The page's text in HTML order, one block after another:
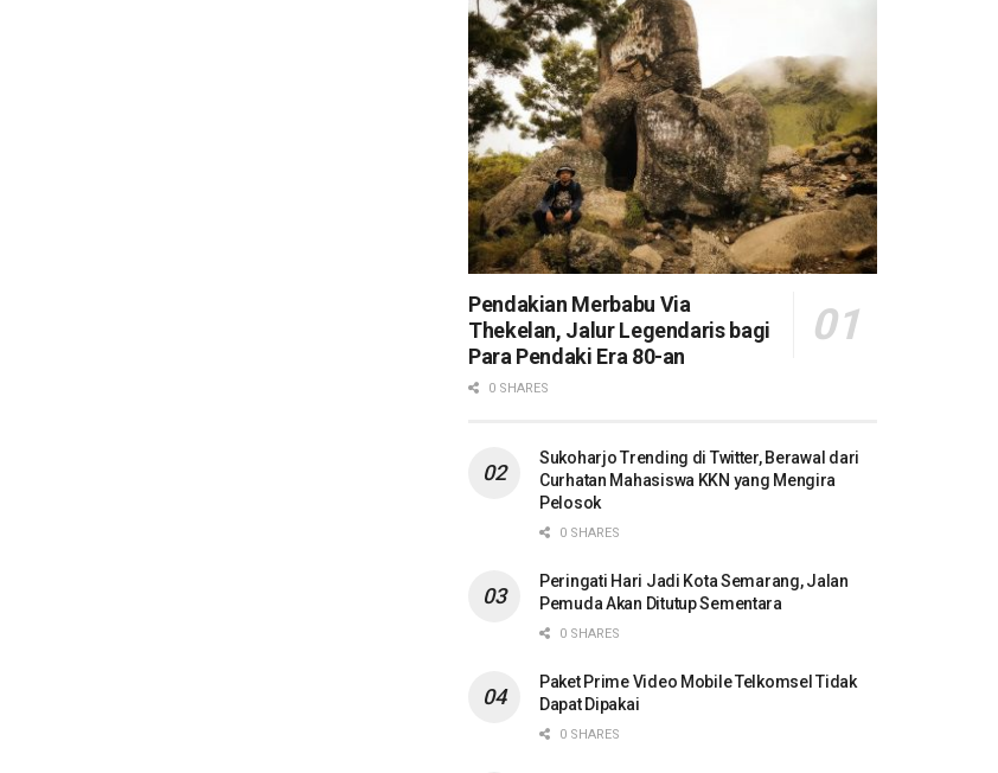
Pendakian Merbabu Via
Thekelan, Jalur Legendaris bagi
Para Pendaki Era 80-an
0 SHARES
Sukoharjo Trending di Twitter, Berawal dari
Curhatan Mahasiswa KKN yang Mengira
Pelosok
0 SHARES
Peringati Hari Jadi Kota Semarang, Jalan
Pemuda Akan Ditutup Sementara
0 SHARES
Paket Prime Video Mobile Telkomsel Tidak
Dapat Dipakai
0 SHARES